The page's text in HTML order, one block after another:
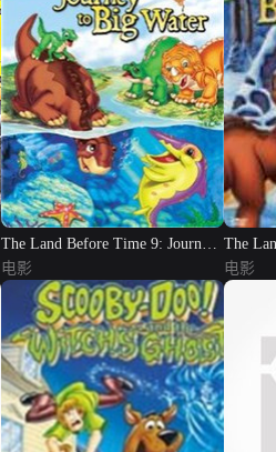
The Land Before Time 9: Journey
to the Big Water
电影
The
Freeze
电影